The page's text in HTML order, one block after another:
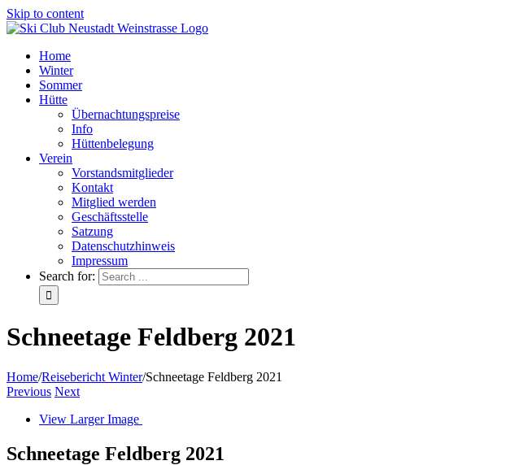
Skip to content
Home
Winter
Sommer
Hütte
Übernachtungspreise
Info
Hüttenbelegung
Verein
Vorstandsmitglieder
Kontakt
Mitglied werden
Geschäftsstelle
Satzung
Datenschutzhinweis
Impressum
Search for:
Schneetage Feldberg 2021
Home/Reisebericht Winter/Schneetage Feldberg 2021
Previous Next
View Larger Image
Schneetage Feldberg 2021